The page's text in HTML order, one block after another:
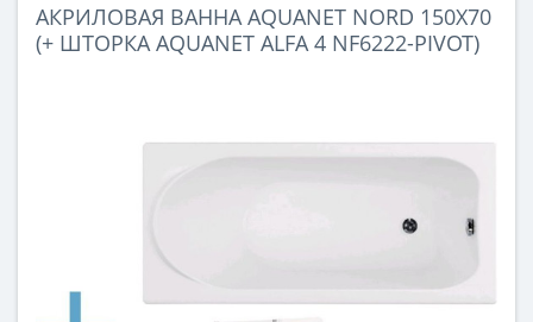
АКРИЛОВАЯ ВАННА AQUANET NORD 150X70
(+ ШТОРКА AQUANET ALFA 4 NF6222-PIVOT)